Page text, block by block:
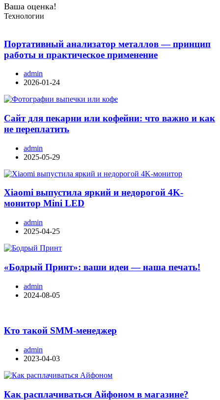
Ваша оценка!
Технологии
Портативный анализатор металлов — принцип
работы и практическое применение
admin
2026-01-24
Сайт для пекарни или кофейни: что важно и как
не переплатить
admin
2025-05-29
Xiaomi выпустила яркий и недорогой 4K-
монитор Mini LED
admin
2025-04-25
«Бодрый Принт»: ваши идеи — наша печать!
admin
2024-08-05
Кто такой SMM-менеджер
admin
2023-04-03
Как расплачиваться Айфоном в магазине?